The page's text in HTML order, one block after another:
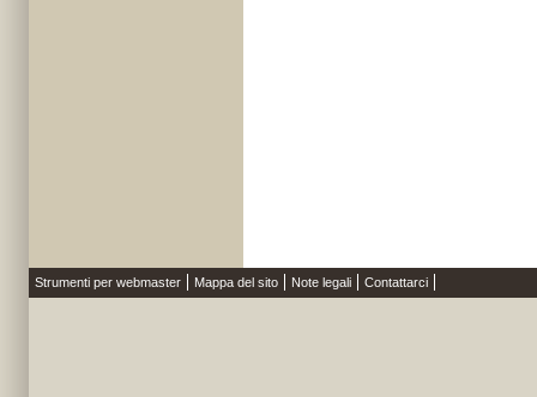
Strumenti per webmaster Mappa del sito Note legali Contattarci